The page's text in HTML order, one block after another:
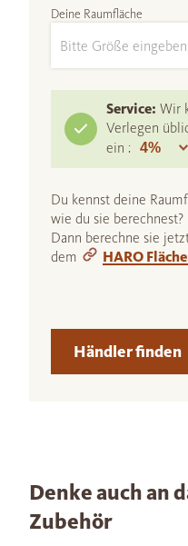
Deine Raumfläche
Service: Wir
Verlegen
ein :
Du kennst deine
wie du sie berechnest?
Dann berechne sie
dem
HARO
Händler finden
Denke auch an
Zubehör